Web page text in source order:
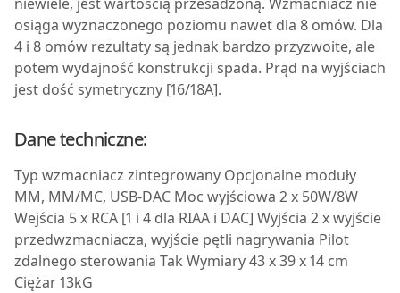
osiąga wyznaczonego poziomu nawet dla 8 omów. Dla
4 i 8 omów rezultaty są jednak bardzo przyzwoite, ale
potem wydajność konstrukcji spada. Prąd na wyjściach
jest dość symetryczny [16/18A].
Dane techniczne:
Typ wzmacniacz zintegrowany Opcjonalne moduły
MM, MM/MC, USB-DAC Moc wyjściowa 2 x 50W/8W
Wejścia 5 x RCA [1 i 4 dla RIAA i DAC] Wyjścia 2 x wyjście
przedwzmacniacza, wyjście pętli nagrywania Pilot
zdalnego sterowania Tak Wymiary43 x 39 x 14 cm
Ciężar13kG